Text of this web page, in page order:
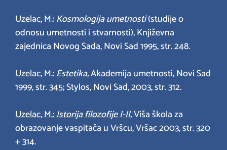
Uzelac, M.:Kosmologija umetnosti(studije o
odnosu umetnosti i stvarnosti), Književna
zajednica Novog Sada, Novi Sad 1995, str. 248.
Uzelac, M.:Estetika,Akademija umetnosti, Novi Sad
1999, str. 345; Stylos, Novi Sad, 2003, str. 312.
Uzelac, M.:Istorija filozofije I-II,Viša škola za
obrazovanje vaspitača u Vršcu, Vršac 2003, str. 320
+ 314.